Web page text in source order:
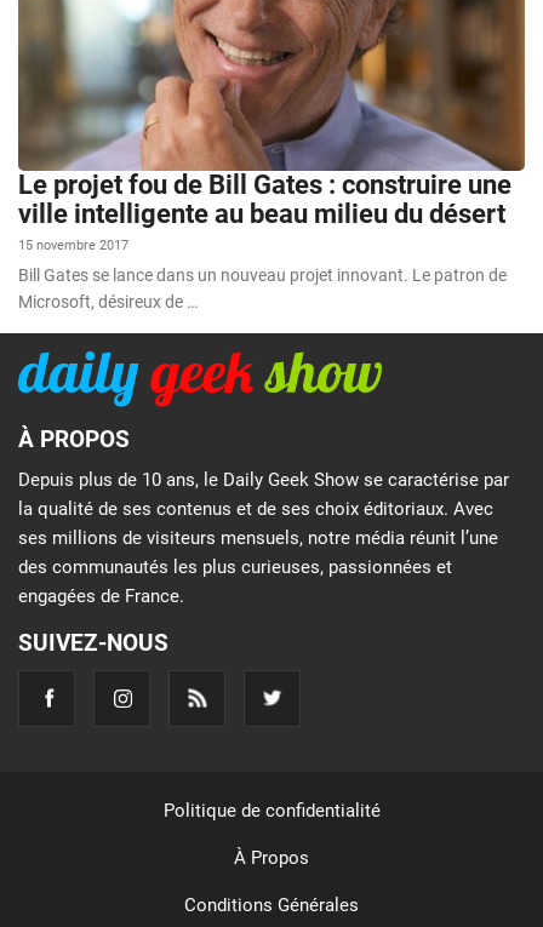
Le projet fou de Bill Gates : construire une
ville intelligente au beau milieu du désert
15 novembre 2017
Bill Gates se lance dans un nouveau projet innovant. Le patron de
Microsoft, désireux de …
À PROPOS
Depuis plus de 10 ans, le Daily Geek Show se caractérise par
la qualité de ses contenus et de ses choix éditoriaux. Avec
ses millions de visiteurs mensuels, notre média réunit l’une
des communautés les plus curieuses, passionnées et
engagées de France.
SUIVEZ-NOUS
Politique de confidentialité
À Propos
Conditions Générales